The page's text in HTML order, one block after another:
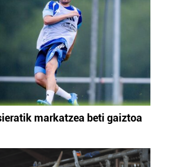
markatzea beti gaiztoa